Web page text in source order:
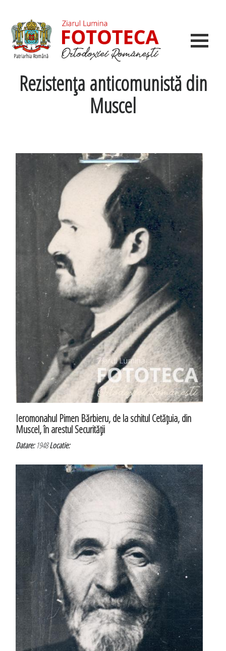
Rezistenţa anticomunistă din
Muscel
Ieromonahul Pimen Bărbieru, de la schitul Cetăţuia, din
Muscel, în arestul Securităţii
Datare:1948Locatie: